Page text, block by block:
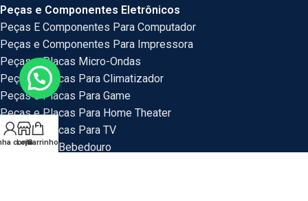
Peças e Componentes Eletrônicos
Peças E Componentes Para Computador
Peças e Componentes Para Impressora
Peças e Placas Micro-Ondas
Peças e Placas Para Climatizador
Peças e Placas Para Game
Peças e Placas Para Home Theater
Peças e Placas Para TV
Peças Para Bebedouro
conta
LojaCarrinho